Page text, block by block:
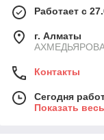
Работает с
г. Алматы
АХМЕДЬЯРОВА,
Контакты
Сегодня
Показать